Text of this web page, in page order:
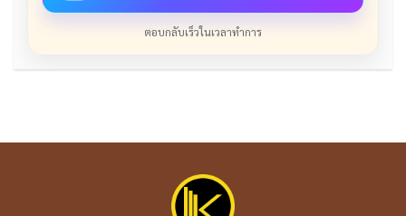
ตอบกลับเร็วในเวลาทำการ